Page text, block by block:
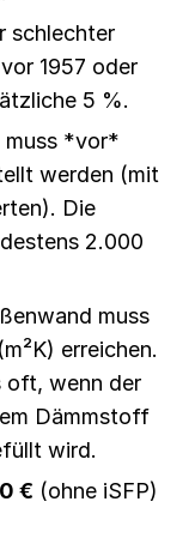
schlechter
1957 oder
5 %.
muss *vor*
werden (mit
Die
2.000
muss
erreichen.
oft, wenn der
Dämmstoff
wird.
€ (ohne iSFP)